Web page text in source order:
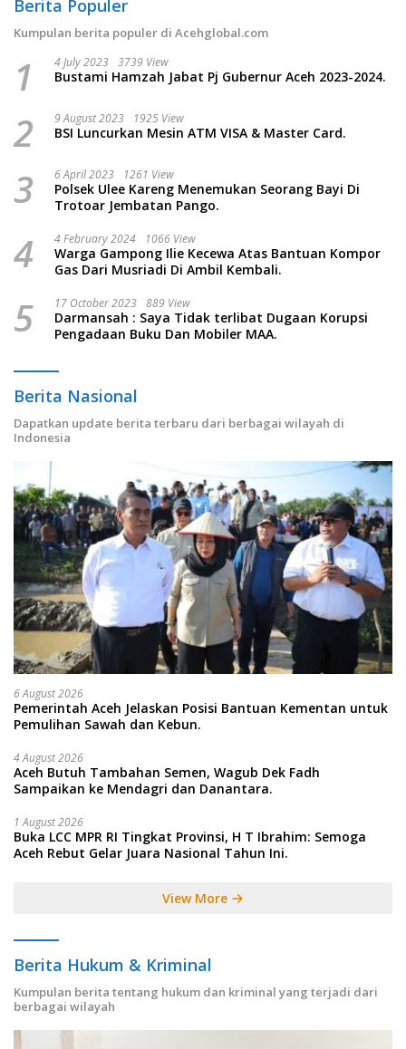
Berita Populer
Kumpulan berita populer di Acehglobal.com
1 4 July 2023 3739 View
Bustami Hamzah Jabat Pj Gubernur Aceh 2023-2024.
2 9 August 2023 1925 View
BSI Luncurkan Mesin ATM VISA & Master Card.
3 6 April 2023 1261 View
Polsek Ulee Kareng Menemukan Seorang Bayi Di
Trotoar Jembatan Pango.
4 4 February 2024 1066 View
Warga Gampong Ilie Kecewa Atas Bantuan Kompor
Gas Dari Musriadi Di Ambil Kembali.
5 17 October 2023 889 View
Darmansah : Saya Tidak terlibat Dugaan Korupsi
Pengadaan Buku Dan Mobiler MAA.
Berita Nasional
Dapatkan update berita terbaru dari berbagai wilayah di
Indonesia
6 August 2026
Pemerintah Aceh Jelaskan Posisi Bantuan Kementan untuk
Pemulihan Sawah dan Kebun.
4 August 2026
Aceh Butuh Tambahan Semen, Wagub Dek Fadh
Sampaikan ke Mendagri dan Danantara.
1 August 2026
Buka LCC MPR RI Tingkat Provinsi, H T Ibrahim: Semoga
Aceh Rebut Gelar Juara Nasional Tahun Ini.
View More
Berita Hukum & Kriminal
Kumpulan berita tentang hukum dan kriminal yang terjadi dari
berbagai wilayah